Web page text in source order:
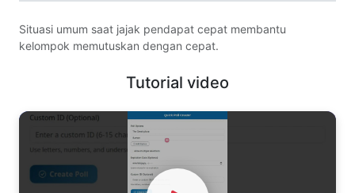
Situasi umum saat jajak pendapat cepat membantu
kelompok memutuskan dengan cepat.
Tutorial video